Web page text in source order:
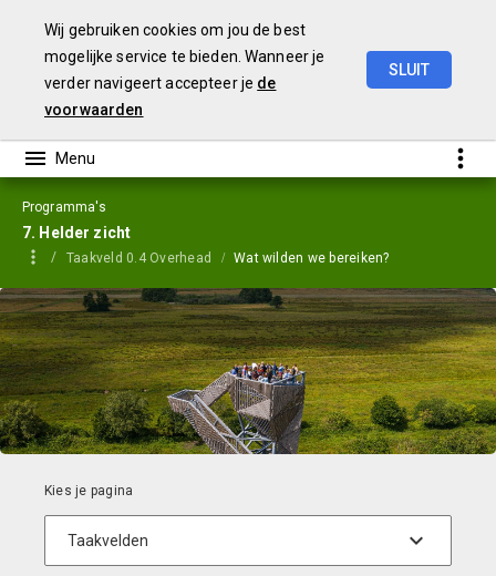
Wij gebruiken cookies om jou de best
mogelijke service te bieden. Wanneer je
verder navigeert accepteer je de
voorwaarden
SLUIT
Programma's
7. Helder zicht
Taakveld 0.4 Overhead Wat wilden we bereiken?